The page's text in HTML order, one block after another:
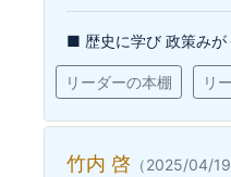
■ 歴史に学び 政策みが
リーダーの本棚 リ
竹内 啓 （2025/04/19